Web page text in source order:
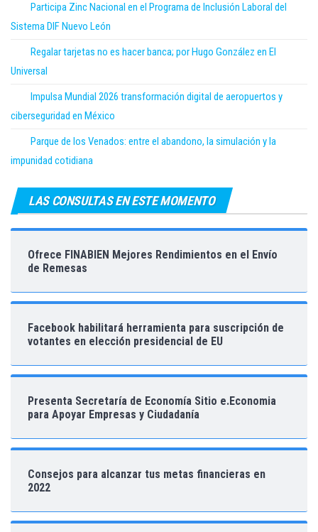
Participa Zinc Nacional en el Programa de Inclusión Laboral del
Sistema DIF Nuevo León
Regalar tarjetas no es hacer banca; por Hugo González en El
Universal
Impulsa Mundial 2026 transformación digital de aeropuertos y
ciberseguridad en México
Parque de los Venados: entre el abandono, la simulación y la
impunidad cotidiana
LAS CONSULTAS EN ESTE MOMENTO
Ofrece FINABIEN Mejores Rendimientos en el Envío
de Remesas
Facebook habilitará herramienta para suscripción de
votantes en elección presidencial de EU
Presenta Secretaría de Economía Sitio e.Economia
para Apoyar Empresas y Ciudadanía
Consejos para alcanzar tus metas financieras en
2022